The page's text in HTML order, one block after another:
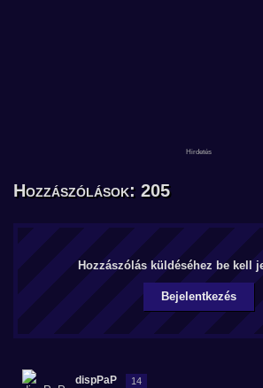
Hozzászólások: 205
Hozzászólás küldéséhez be kell
Bejelentkezés
dispPaP 14